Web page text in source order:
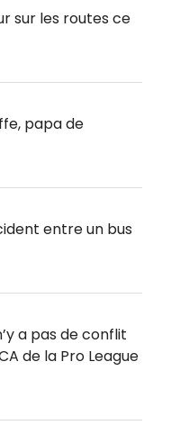
sur les routes ce
papa de
entre un bus
a pas de conflit
de la Pro League